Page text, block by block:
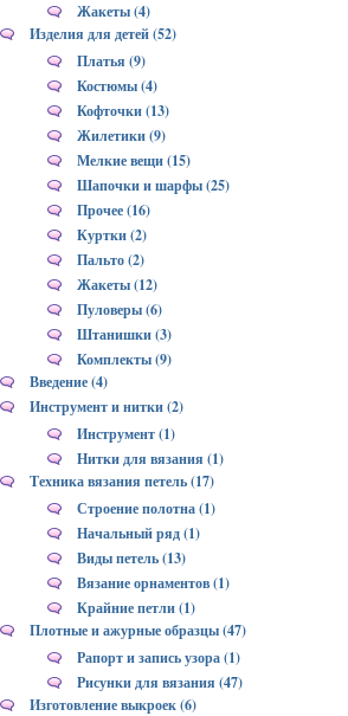
Жакеты (4)
Изделия для детей (52)
Платья (9)
Костюмы (4)
Кофточки (13)
Жилетики (9)
Мелкие вещи (15)
Шапочки и шарфы (25)
Прочее (16)
Куртки (2)
Пальто (2)
Жакеты (12)
Пуловеры (6)
Штанишки (3)
Комплекты (9)
Введение (4)
Инструмент и нитки (2)
Инструмент (1)
Нитки для вязания (1)
Техника вязания петель (17)
Строение полотна (1)
Начальный ряд (1)
Виды петель (13)
Вязание орнаментов (1)
Крайние петли (1)
Плотные и ажурные образцы (47)
Рапорт и запись узора (1)
Рисунки для вязания (47)
Изготовление выкроек (6)